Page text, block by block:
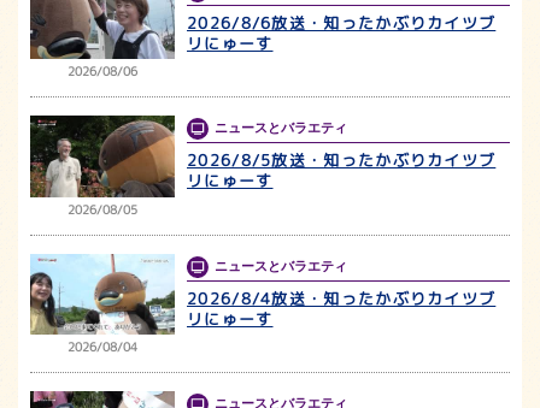
2026/08/06
2026/8/6放送・知ったかぶりカイツブ
リにゅーす
2026/08/05
ニュースとバラエティ
2026/8/5放送・知ったかぶりカイツブ
リにゅーす
2026/08/04
ニュースとバラエティ
2026/8/4放送・知ったかぶりカイツブ
リにゅーす
ニュースとバラエティ